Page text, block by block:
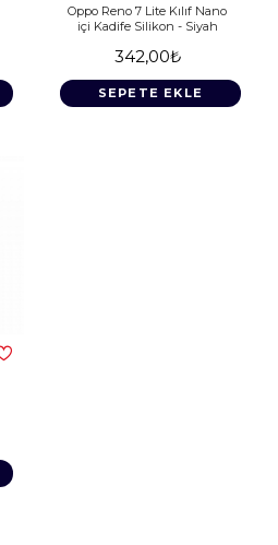
Oppo Reno 7 Lite Kılıf Nano
içi Kadife Silikon - Siyah
342,00₺
SEPETE EKLE